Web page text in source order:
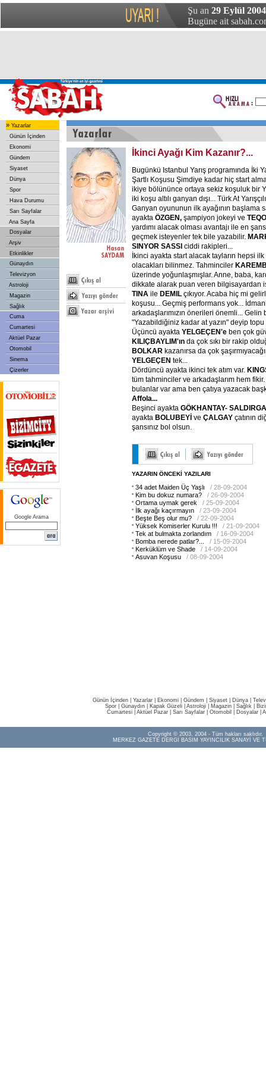
Şu an 29 Eylül
Bugüne ait
» Yazarlar
Günün İçinden
Ekonomi
Gündem
Siyaset
Dünya
Spor
Hava Durumu
Sarı Sayfalar
Ana Sayfa
Dosyalar
Arşiv
Etkinlikler
Günaydın
Televizyon
Astroloji
Magazin
Sağlık
Cuma
Cumartesi
Aktüel Pazar
Otomobil
Sinema
Çizerler
Google Arama
İkinci Ayağı Kim Kazanır?...
Bugünkü Istanbul Yarış programında İki
Şartlı Koşusu Şimdiye kadar hiç start
ikiye bölününce ortaya sekiz koşuluk bir
iki koşu altılı ganyan dışı... Türk At
Ganyan oyununun ilk ayağının başlama
ayakta ÖZGEN, şampiyon jokeyi ve
yardımı alacak olması avantajı ile en
geçmek isteyenler tek bile yazabilir.
SINYOR SASSI ciddi rakipleri...
İkinci ayakta start alacak tayların hepsi
olacakları bilinmez. Tahminciler
üzerinde yoğunlaşmışlar. Anne, baba,
dikkate alarak puan veren bilgisayardan
TINA ile DEMIL çıkıyor. Acaba hiç mi
koşusu... Geçmiş performans yok...
arkadaşlarımızın önerileri önemli... Gelin
"Yazabildiğiniz kadar at yazın" deyip topu
Üçüncü ayakta YELGEÇEN'e ben çok
KILIÇBAYLIM'ın da çok sıkı bir rakip
BOLKAR kazanırsa da çok
YELGEÇEN tek...
Dördüncü ayakta ikinci tek atım var.
tüm tahminciler ve arkadaşlarım hem fikir.
bulanlar var ama ben çatıya yazacak
Affola...
Beşinci ayakta GÖKHANTAY-
ayakta BOLUBEYİ ve ÇALGAY çatının
şansınız bol olsun.
YAZARIN ÖNCEKİ YAZILARI
34 adet Maiden Üç Yaşlı
/ 28-09-2004
Kim bu dokuz numara?
/ 26-09-2004
Ortama uymak gerek
/ 25-09-2004
İlk ayağı kaçırmayın
/ 23-09-2004
Beşte Beş olur mu?
/ 22-09-2004
Yüksek Komiserler Kurulu !!!
/ 21-09-2004
Tek at bulmakta zorlandım
/ 16-09-2004
Bomba nerede patlar?...
/ 15-09-2004
Kerküklüm ve Shade
/ 14-09-2004
Asuvan Koşusu
/ 08-09-2004
Günün İçinden Yazarlar Ekonomi Gündem Siyaset Dünya |
Spor
Günaydın Kapak Güzeli Astroloji Magazin Sağlık
Cumartesi| Aktüel Pazar| Sarı Sayfalar| Otomobil Dosyalar|
Copyright © 2003, 2004 - Tüm hakları saklıdır.
MERKEZ GAZETE DERGİ BASIM YAYINCILIK SANAYİ VE